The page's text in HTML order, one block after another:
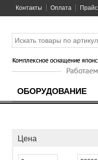
Контакты Оплата Прайс
ОБОРУДОВАНИЕ
Цена